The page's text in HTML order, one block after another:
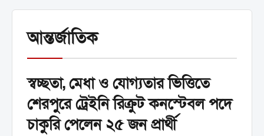
আন্তর্জাতিক
স্বচ্ছতা, মেধা ও যোগ্যতার ভিত্তিতে
শেরপুরে ট্রেইনি রিক্রুট কনস্টেবল পদে
চাকুরি পেলেন ২৫ জন প্রার্থী